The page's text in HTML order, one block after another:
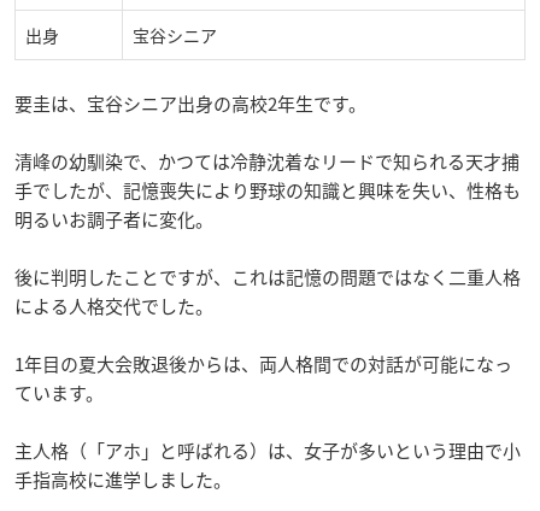
出身 宝谷シニア
要圭は、宝谷シニア出身の高校2年生です。
清峰の幼馴染で、かつては冷静沈着なリードで知られる天才捕
手でしたが、記憶喪失により野球の知識と興味を失い、性格も
明るいお調子者に変化。
後に判明したことですが、これは記憶の問題ではなく二重人格
による人格交代でした。
1年目の夏大会敗退後からは、両人格間での対話が可能になっ
ています。
主人格（「アホ」と呼ばれる）は、女子が多いという理由で小
手指高校に進学しました。